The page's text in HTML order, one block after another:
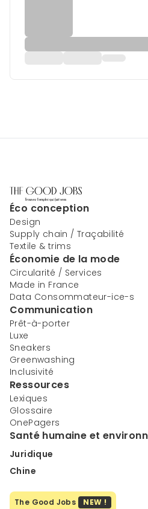
Éco conception
Design
Supply chain / Traçabilité
Textile & trims
Économie de la mode
Circularité / Services
Made in France
Data Consommateur-ice-s
Communication
Prêt-à-porter
Luxe
Sneakers
Greenwashing
Inclusivité
Ressources
Lexiques
Glossaire
OnePagers
Santé humaine et
Juridique
Chine
The Good Jobs NEW !